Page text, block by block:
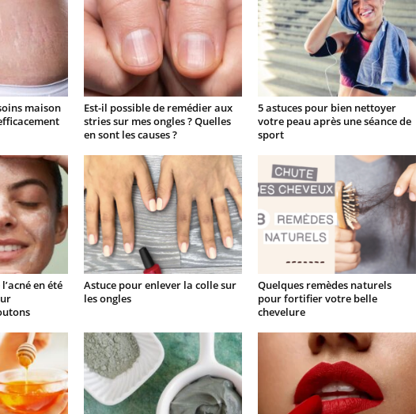
maison
Est-il possible de remédier aux
stries sur mes ongles ? Quelles
en sont les causes ?
5 astuces pour bien nettoyer
votre peau après une séance de
sport
en été
Astuce pour enlever la colle sur
les ongles
Quelques remèdes naturels
pour fortifier votre belle
chevelure